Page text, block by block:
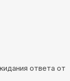
ответа от